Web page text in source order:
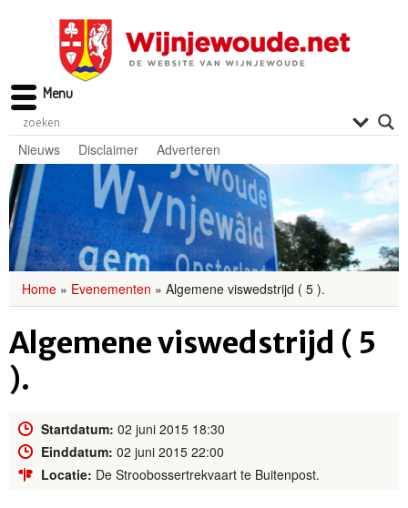
Nieuws Disclaimer Adverteren
Home » Evenementen » Algemene viswedstrijd ( 5 ).
Algemene viswedstrijd ( 5
).
Startdatum: 02 juni 2015 18:30
Einddatum: 02 juni 2015 22:00
Locatie: De Stroobossertrekvaart te Buitenpost.
Menu